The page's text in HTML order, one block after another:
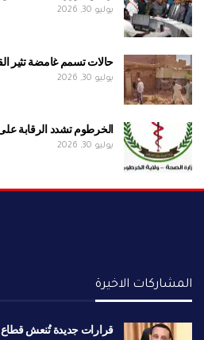
يوليو 30, 2026
حالات تسمم غامضة تثير
يوليو 30, 2026
الخرطوم تشدد الرقابة
يوليو 30, 2026
المشاركات الاخيرة
قرارات جديدة تُنعش